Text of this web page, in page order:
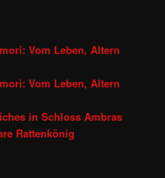
Vom Leben, Altern
Vom Leben, Altern
in Schloss Ambras
Rattenkönig